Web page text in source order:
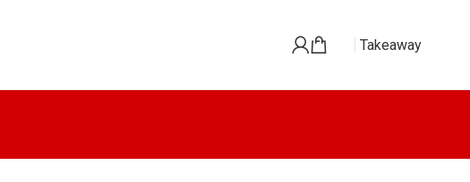
Takeaway